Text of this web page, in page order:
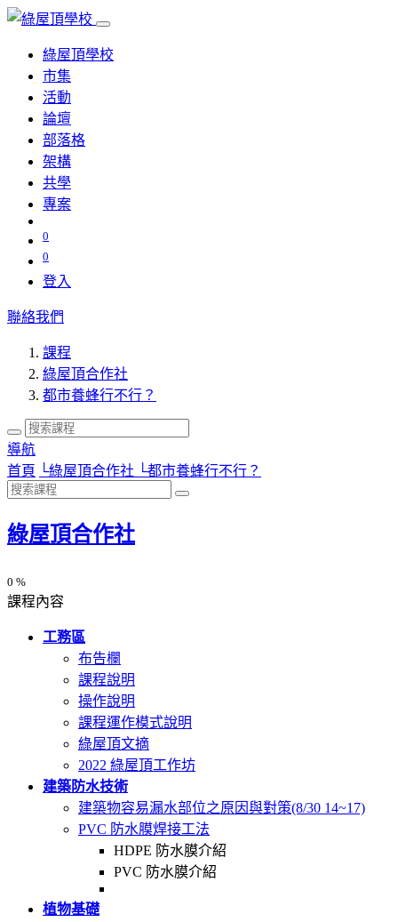
綠屋頂學校
市集
活動
論壇
部落格
架構
共學
專案
0
0
登入
聯絡我們
課程
綠屋頂合作社
都市養蜂行不行？
導航
首頁
└綠屋頂合作社 └都市養蜂行不行？
綠屋頂合作社
0 %
課程內容
工務區
布告欄
課程說明
操作說明
課程運作模式說明
綠屋頂文摘
2022 綠屋頂工作坊
建築防水技術
建築物容易漏水部位之原因與對策(8/30 14~17)
PVC 防水膜焊接工法
HDPE 防水膜介紹
PVC 防水膜介紹
植物基礎